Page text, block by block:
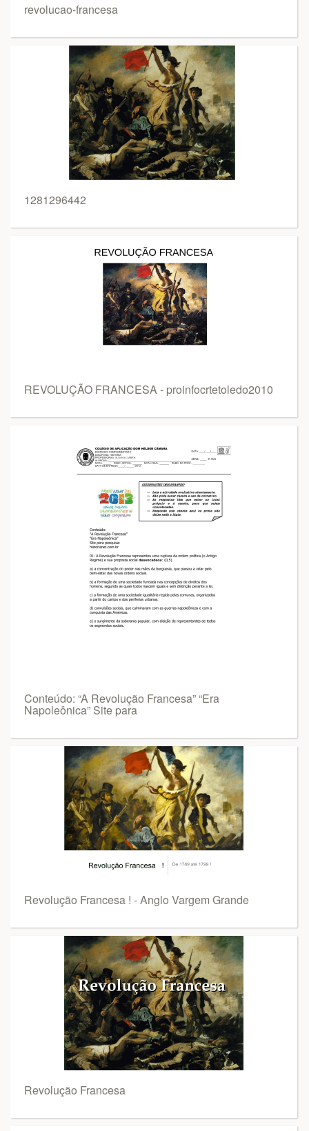
revolucao-francesa
1281296442
REVOLUÇÃO FRANCESA - proinfocrtetoledo2010
Conteúdo: “A Revolução Francesa” “Era
Napoleônica” Site para
Revolução Francesa ! - Anglo Vargem Grande
Revolução Francesa